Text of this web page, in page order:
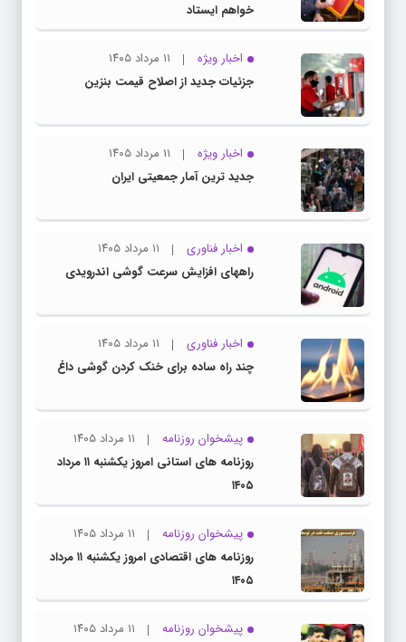
خواهم ایستاد
اخبار ویژه
۱۱ مرداد ۱۴۰۵
جزئیات جدید از اصلاح قیمت بنزین
اخبار ویژه
۱۱ مرداد ۱۴۰۵
جدید ترین آمار جمعیتی ایران
اخبار فناوری
۱۱ مرداد ۱۴۰۵
راههای افزایش سرعت گوشی اندرویدی
اخبار فناوری
۱۱ مرداد ۱۴۰۵
چند راه‌ ساده برای خنک کردن گوشی داغ
پیشخوان روزنامه
۱۱ مرداد ۱۴۰۵
روزنامه های استانی امروز یکشنبه ۱۱ مرداد
۱۴۰۵
پیشخوان روزنامه
۱۱ مرداد ۱۴۰۵
روزنامه های اقتصادی امروز یکشنبه ۱۱ مرداد
۱۴۰۵
پیشخوان روزنامه
۱۱ مرداد ۱۴۰۵